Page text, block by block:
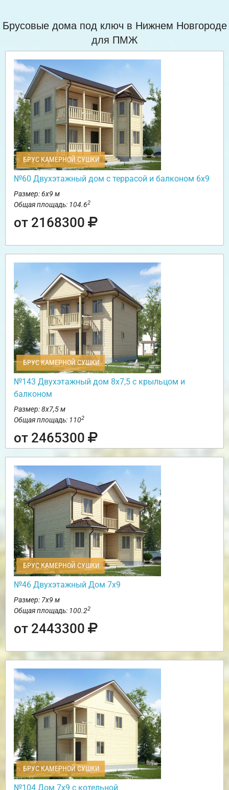
Брусовые дома под ключ в Нижнем Новгороде
для ПМЖ
БРУС КАМЕРНОЙ СУШКИ
№60 Двухэтажный дом с террасой и балконом 6х9
Размер: 6х9 м
Общая площадь: 104.62
от 2168300
БРУС КАМЕРНОЙ СУШКИ
№143 Двухэтажный дом 8х7,5 с крыльцом и
балконом
Размер: 8х7,5 м
Общая площадь: 1102
от 2465300
БРУС КАМЕРНОЙ СУШКИ
№46 Двухэтажный Дом 7х9
Размер: 7х9 м
Общая площадь: 100.22
от 2443300
БРУС КАМЕРНОЙ СУШКИ
№104 Дом 7х9 с котельной